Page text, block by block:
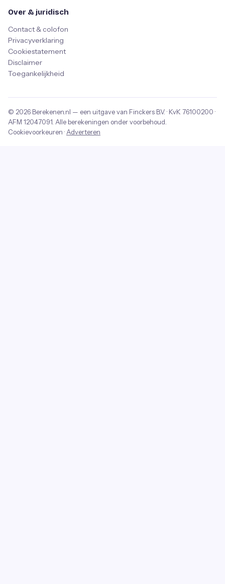
Over & juridisch
Contact & colofon
Privacyverklaring
Cookiestatement
Disclaimer
Toegankelijkheid
© 2026 Berekenen.nl — een uitgave van Finckers B.V. · KvK 76100200 ·
AFM 12047091 . Alle berekeningen onder voorbehoud.
Cookievoorkeuren · Adverteren